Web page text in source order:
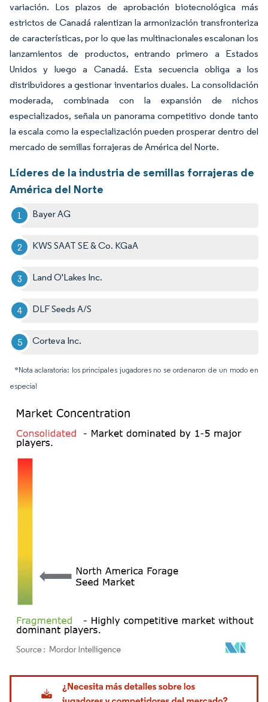
variación. Los plazos de aprobación biotecnológica más
estrictos de Canadá ralentizan la armonización transfronteriza
de características, por lo que las multinacionales escalonan los
lanzamientos de productos, entrando primero a Estados
Unidos y luego a Canadá. Esta secuencia obliga a los
distribuidores a gestionar inventarios duales. La consolidación
moderada, combinada con la expansión de nichos
especializados, señala un panorama competitivo donde tanto
la escala como la especialización pueden prosperar dentro del
mercado de semillas forrajeras de América del Norte.
Líderes de la industria de semillas forrajeras de
América del Norte
Bayer AG
KWS SAAT SE & Co. KGaA
Land O'Lakes Inc.
DLF Seeds A/S
Corteva Inc.
*Nota aclaratoria: los principales jugadores no se ordenaron de un modo en
especial
Imagen © Mordor Intelligence. El uso requiere atribución según CC BY 4.0.